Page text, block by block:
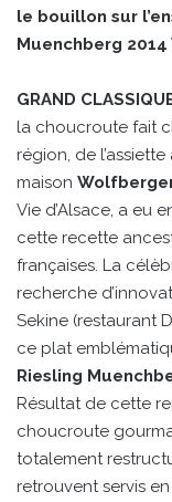
le bouillon sur
Muenchberg
GRAND
la choucroute fait
région, de
maison
Vie d’Alsace, a eu
cette recette
françaises. La
recherche
Sekine (restaurant
ce plat
Riesling
Résultat de cette
choucroute
totalement
retrouvent servis